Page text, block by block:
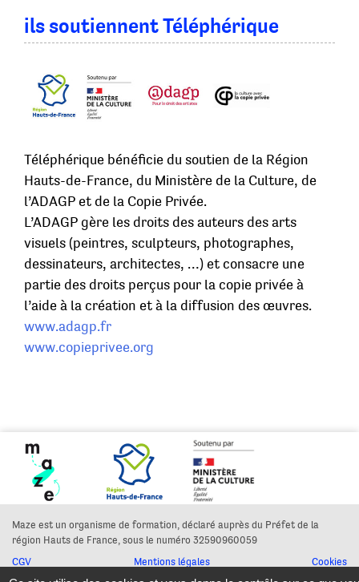
ils soutiennent Téléphérique
Téléphérique bénéficie du soutien de la Région
Hauts-de-France, du Ministère de la Culture, de
l’ADAGP et de la Copie Privée.
L’ADAGP gère les droits des auteurs des arts
visuels (peintres, sculpteurs, photographes,
dessinateurs, architectes, …) et consacre une
partie des droits perçus pour la copie privée à
l’aide à la création et à la diffusion des œuvres.
www.adagp.fr
www.copieprivee.org
Maze est un organisme de formation, déclaré auprès du Préfet de la
région Hauts de France, sous le numéro 32590960059
CGV
Mentions légales
Cookies